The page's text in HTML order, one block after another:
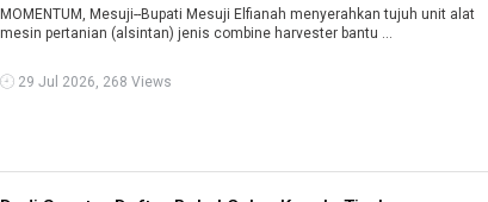
MOMENTUM, Mesuji--Bupati Mesuji Elfianah menyerahkan tujuh unit alat
mesin pertanian (alsintan) jenis combine harvester bantu ...
29 Jul 2026, 268 Views